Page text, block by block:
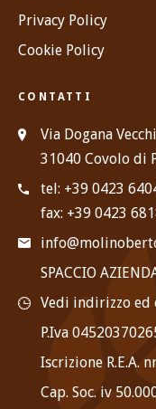
Privacy Policy
Cookie Policy
CONTATTI
Via Dogana
31040 Covolo di
tel: +39 0423
fax: +39 0423
SPACCIO
Vedi indirizzo ed
P.Iva
Iscrizione R.E.A.
Cap. Soc. iv